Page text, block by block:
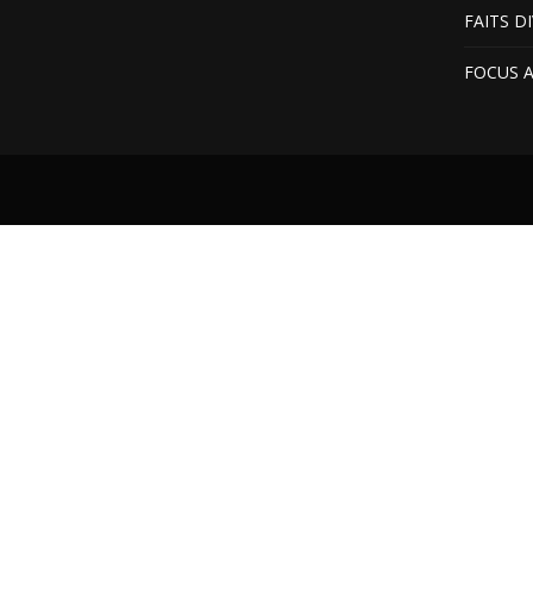
FAITS
FOCUS